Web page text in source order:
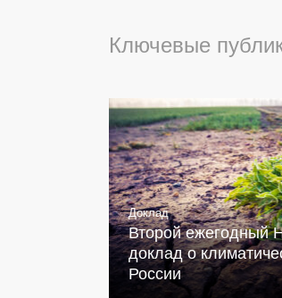
Ключевые
Доклад
Второй ежегодный
доклад о
России